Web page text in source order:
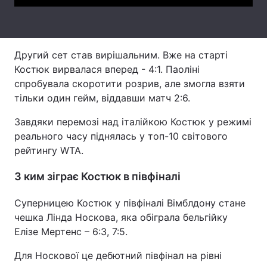
Контакти
Тема оформлення
Другий сет став вирішальним. Вже на старті
Костюк вирвалася вперед - 4:1. Паоліні
спробувала скоротити розрив, але змогла взяти
тільки один гейм, віддавши матч 2:6.
Завдяки перемозі над італійкою Костюк у режимі
реального часу піднялась у топ-10 світового
рейтингу WTA.
З ким зіграє Костюк в півфіналі
Суперницею Костюк у півфіналі Вімблдону стане
чешка Лінда Носкова, яка обіграла бельгійку
Елізе Мертенс – 6:3, 7:5.
Для Носкової це дебютний півфінал на рівні